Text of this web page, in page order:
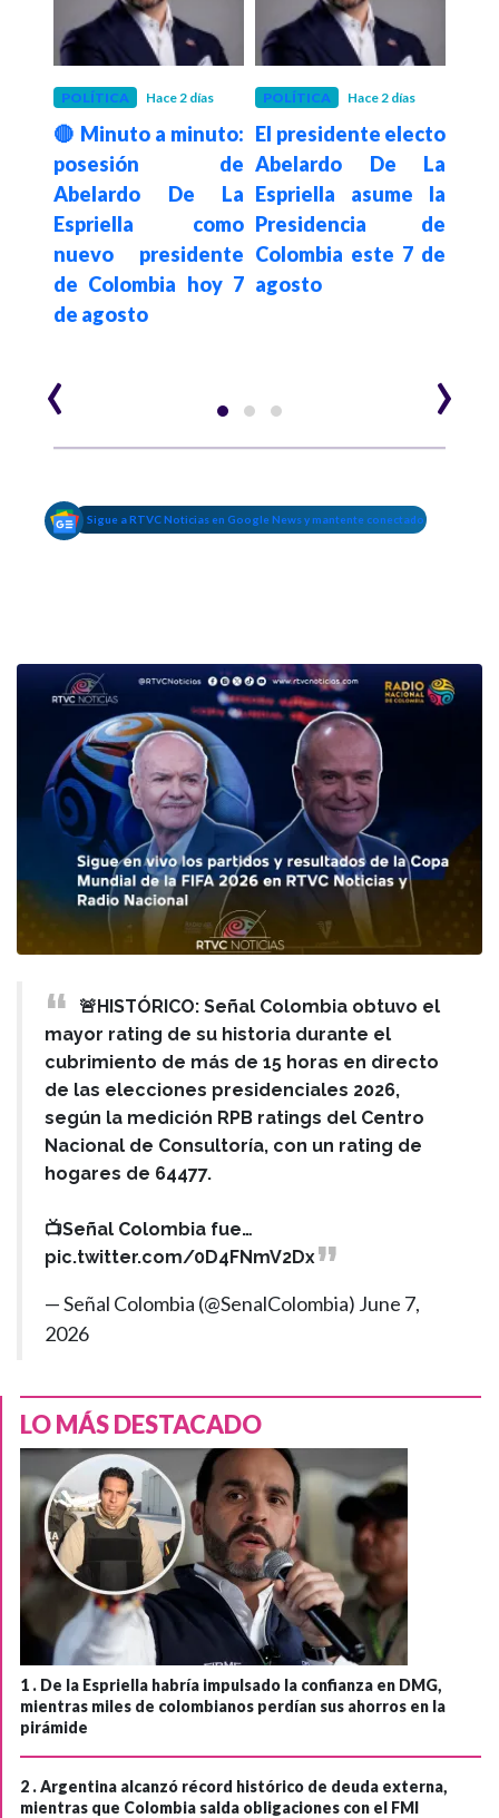
POLÍTICA Hace 2 días
🔴 Minuto a minuto:
posesión de
Abelardo De La
Espriella como
nuevo presidente
de Colombia hoy 7
de agosto
POLÍTICA Hace 2 días
El presidente electo
Abelardo De La
Espriella asume la
Presidencia de
Colombia este 7 de
agosto
‹ ›
Sigue a RTVC Noticias en Google News y mantente conectado
🚨HISTÓRICO: Señal Colombia obtuvo el
mayor rating de su historia durante el
cubrimiento de más de 15 horas en directo
de las elecciones presidenciales 2026,
según la medición RPB ratings del Centro
Nacional de Consultoría, con un rating de
hogares de 64477.
📺Señal Colombia fue…
pic.twitter.com/0D4FNmV2Dx
— Señal Colombia (@SenalColombia) June 7,
2026
LO MÁS DESTACADO
1 . De la Espriella habría impulsado la confianza en DMG,
mientras miles de colombianos perdían sus ahorros en la
pirámide
2 .Argentina alcanzó récord histórico de deuda externa,
mientras que Colombia salda obligaciones con el FMI